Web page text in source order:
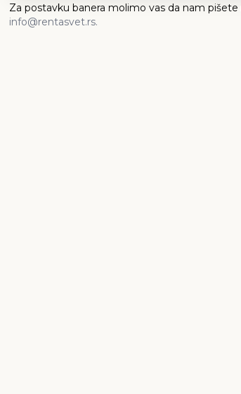
Za postavku banera molimo vas da nam pišete
info@rentasvet.rs.